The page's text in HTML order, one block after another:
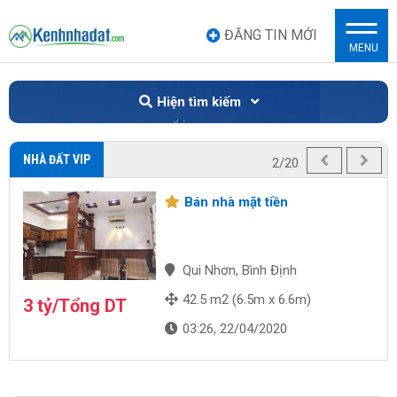
ĐĂNG TIN MỚI
MENU
Hiện tìm kiếm
NHÀ ĐẤT VIP
3 tỷ/Tổng DT
Bán nhà mặt tiền
Qui Nhơn, Bình Định
42.5 m2 (6.5m x 6.6m)
03:26, 22/04/2020
2/20